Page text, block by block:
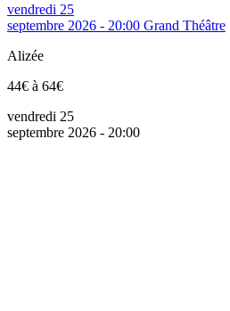
vendredi 25
septembre 2026 - 20:00 Grand Théâtre
Alizée
44€ à 64€
vendredi 25
septembre 2026 - 20:00